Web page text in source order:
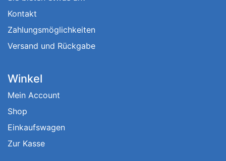
Kontakt
Zahlungsmöglichkeiten
Versand und Rückgabe
Winkel
Mein Account
Shop
Einkaufswagen
Zur Kasse